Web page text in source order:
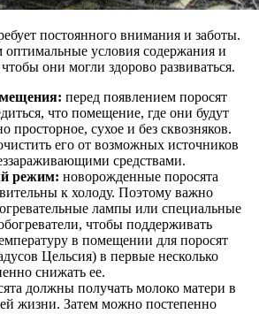
постоянного внимания и заботы.
условия содержания и
они могли здорово развиваться.
перед появлением поросят
что помещение, где они будут
просторное, сухое и без сквозняков.
его от возможных источников
средствами.
режим: новорожденные поросята
к холоду. Поэтому важно
лампы или специальные
чтобы поддерживать
в помещении для поросят
Цельсия) в первые несколько
снижать ее.
должны получать молоко матери в
жизни. Затем можно постепенно